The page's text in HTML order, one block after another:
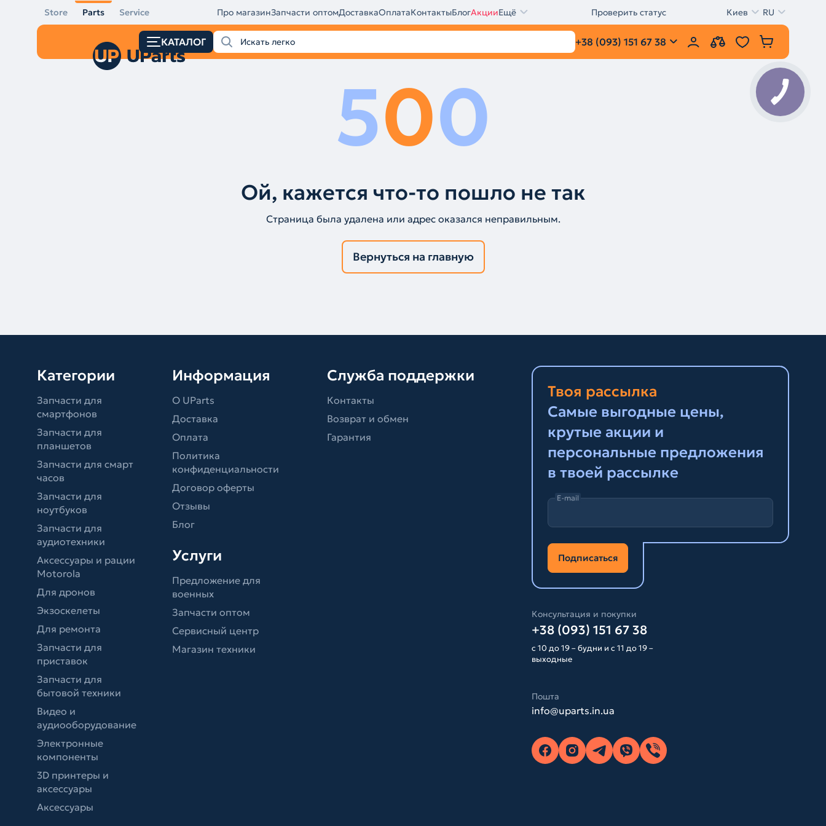
Store Parts Service Про магазинЗапчасти оптомДоставкаОплатаКонтактыБлогАкцииЕщё Проверить статус Киев RU
КАТАЛОГ +38 (093) 151 67 38
500
Ой, кажется что-то пошло не так
Страница была удалена или адрес оказался неправильным.
Вернуться на главную
Категории
Запчасти для
смартфонов
Запчасти для
планшетов
Запчасти для смарт
часов
Запчасти для
ноутбуков
Запчасти для
аудиотехники
Аксессуары и рации
Motorola
Для дронов
Экзоскелеты
Для ремонта
Запчасти для
приставок
Запчасти для
бытовой техники
Видео и
аудиооборудование
Электронные
компоненты
3D принтеры и
аксессуары
Аксессуары
Информация
О UParts
Доставка
Оплата
Политика
конфиденциальности
Договор оферты
Отзывы
Блог
Услуги
Предложение для
военных
Запчасти оптом
Сервисный центр
Магазин техники
Служба поддержки
Контакты
Возврат и обмен
Гарантия
Твоя рассылка
Самые выгодные цены,
крутые акции и
персональные предложения
в твоей рассылке
E-mail
Подписаться
Консультация и покупки
+38 (093) 151 67 38
с 10 до 19 – будни и с 11 до 19 –
выходные
Пошта
info@uparts.in.ua